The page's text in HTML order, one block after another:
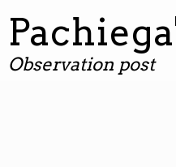
contenuto
Observation post